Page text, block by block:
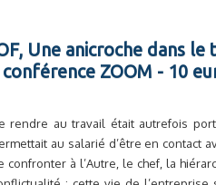
Une anicroche dans
ZOOM - 10
rendre au travail était autrefois
au salarié d’être en contact
confronter à l’Autre, le chef, la